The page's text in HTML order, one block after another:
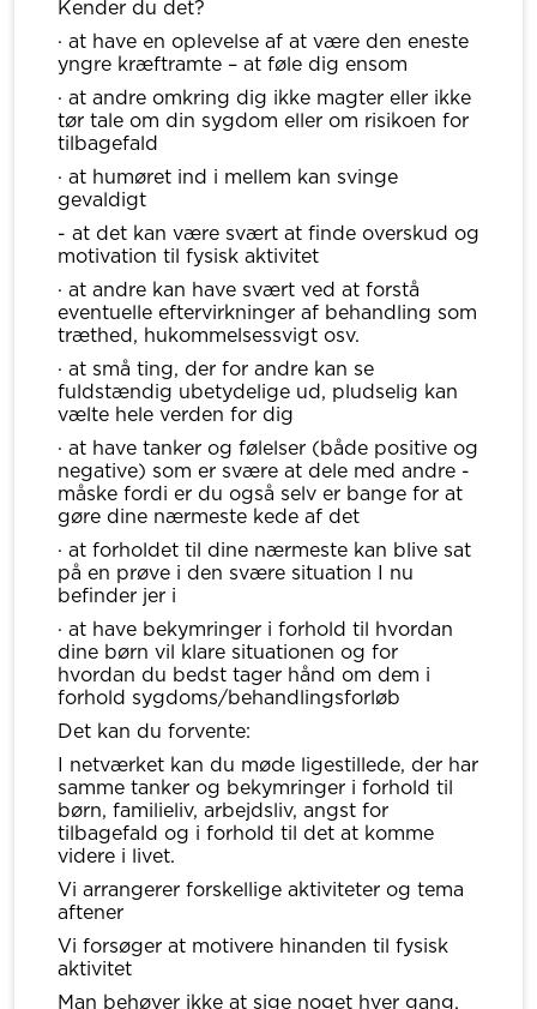
Kender du det?
· at have en oplevelse af at være den eneste
yngre kræftramte – at føle dig ensom
· at andre omkring dig ikke magter eller ikke
tør tale om din sygdom eller om risikoen for
tilbagefald
· at humøret ind i mellem kan svinge
gevaldigt
- at det kan være svært at finde overskud og
motivation til fysisk aktivitet
· at andre kan have svært ved at forstå
eventuelle eftervirkninger af behandling som
træthed, hukommelsessvigt osv.
· at små ting, der for andre kan se
fuldstændig ubetydelige ud, pludselig kan
vælte hele verden for dig
· at have tanker og følelser (både positive og
negative) som er svære at dele med andre -
måske fordi er du også selv er bange for at
gøre dine nærmeste kede af det
· at forholdet til dine nærmeste kan blive sat
på en prøve i den svære situation I nu
befinder jer i
· at have bekymringer i forhold til hvordan
dine børn vil klare situationen og for
hvordan du bedst tager hånd om dem i
forhold sygdoms/behandlingsforløb
Det kan du forvente:
I netværket kan du møde ligestillede, der har
samme tanker og bekymringer i forhold til
børn, familieliv, arbejdsliv, angst for
tilbagefald og i forhold til det at komme
videre i livet.
Vi arrangerer forskellige aktiviteter og tema
aftener
Vi forsøger at motivere hinanden til fysisk
aktivitet
Man behøver ikke at sige noget hver gang.